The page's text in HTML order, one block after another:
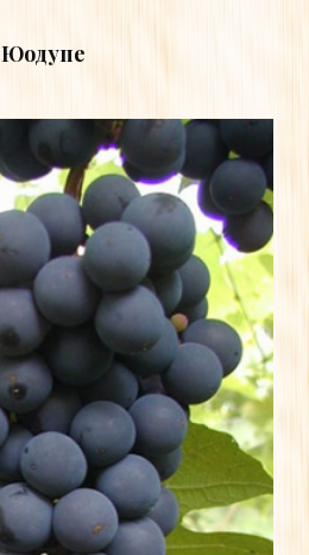
Юодупе